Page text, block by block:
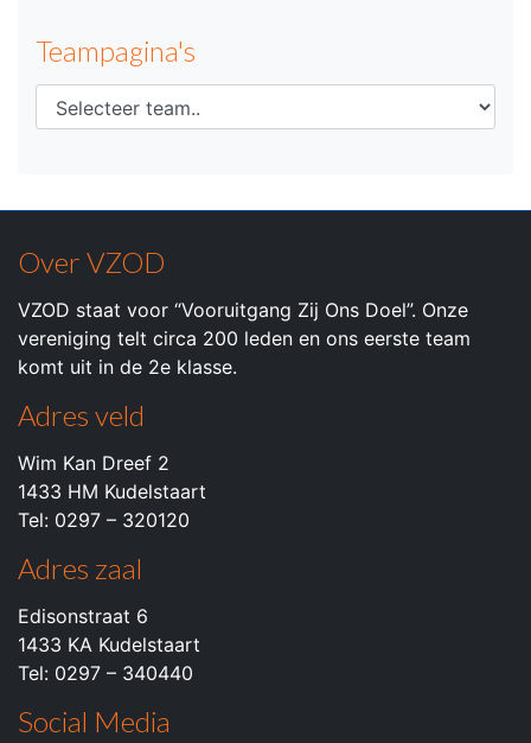
Teampagina's
Over VZOD
VZOD staat voor “Vooruitgang Zij Ons Doel”. Onze
vereniging telt circa 200 leden en ons eerste team
komt uit in de 2e klasse.
Adres veld
Wim Kan Dreef 2
1433 HM Kudelstaart
Tel: 0297 – 320120
Adres zaal
Edisonstraat 6
1433 KA Kudelstaart
Tel: 0297 – 340440
Social Media